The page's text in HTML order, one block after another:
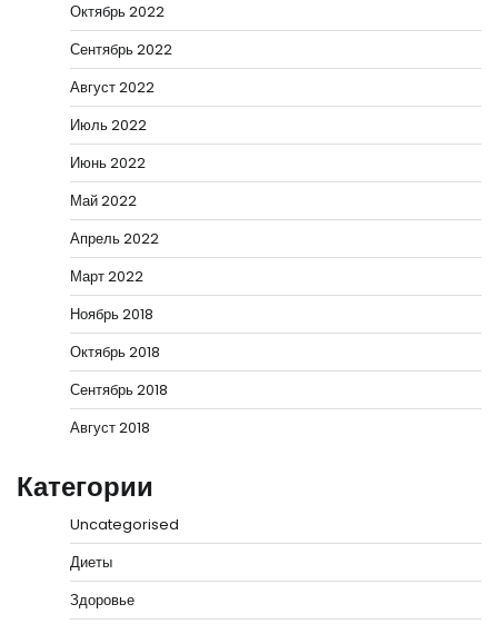
Октябрь 2022
Сентябрь 2022
Август 2022
Июль 2022
Июнь 2022
Май 2022
Апрель 2022
Март 2022
Ноябрь 2018
Октябрь 2018
Сентябрь 2018
Август 2018
Категории
Uncategorised
Диеты
Здоровье